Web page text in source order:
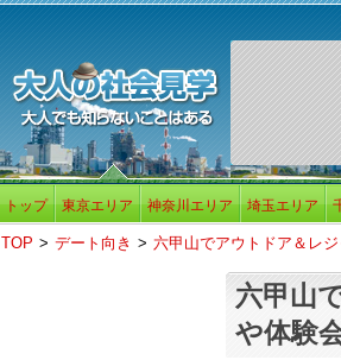
トップ 東京エリア 神奈川エリア 埼玉エリア
TOP > デート向き > 六甲山でアウトドア＆レ
六甲山
や体験